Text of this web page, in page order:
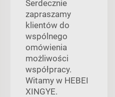
Serdecznie
zapraszamy
klientów do
wspólnego
omówienia
możliwości
współpracy.
Witamy w HEBEI
XINGYE.